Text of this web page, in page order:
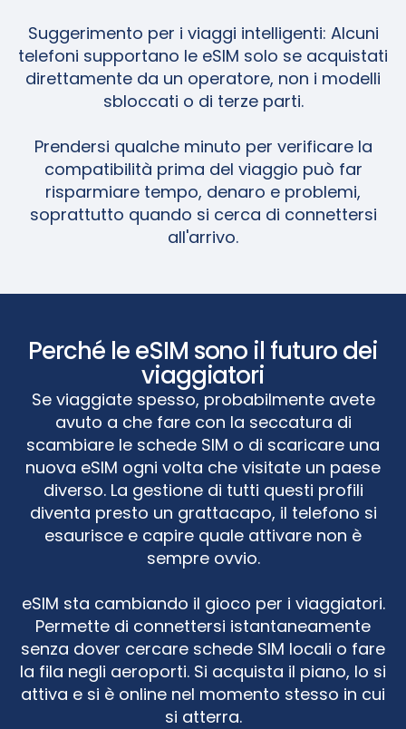
Suggerimento per i viaggi intelligenti: Alcuni
telefoni supportano le eSIM solo se acquistati
direttamente da un operatore, non i modelli
sbloccati o di terze parti.
Prendersi qualche minuto per verificare la
compatibilità prima del viaggio può far
risparmiare tempo, denaro e problemi,
soprattutto quando si cerca di connettersi
all'arrivo.
Perché le eSIM sono il futuro dei
viaggiatori
Se viaggiate spesso, probabilmente avete
avuto a che fare con la seccatura di
scambiare le schede SIM o di scaricare una
nuova eSIM ogni volta che visitate un paese
diverso. La gestione di tutti questi profili
diventa presto un grattacapo, il telefono si
esaurisce e capire quale attivare non è
sempre ovvio.
eSIM sta cambiando il gioco per i viaggiatori.
Permette di connettersi istantaneamente
senza dover cercare schede SIM locali o fare
la fila negli aeroporti. Si acquista il piano, lo si
attiva e si è online nel momento stesso in cui
si atterra.